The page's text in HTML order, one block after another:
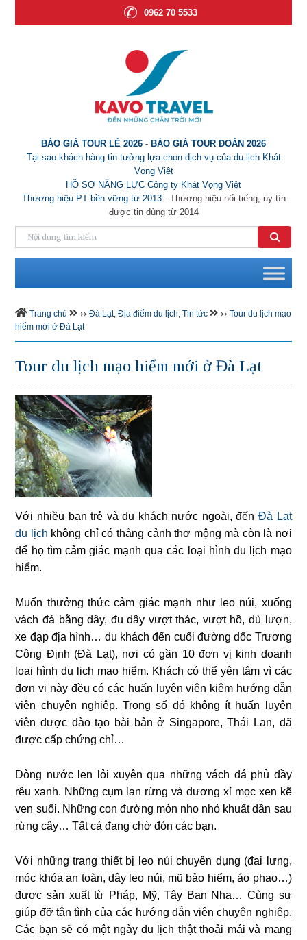
0962 70 5533
BÁO GIÁ TOUR LẺ 2026 - BÁO GIÁ TOUR ĐOÀN 2026
Tại sao khách hàng tin tưởng lựa chọn dịch vụ của du lịch Khát
Vọng Việt
HỒ SƠ NĂNG LỰC Công ty Khát Vọng Việt
Thương hiệu PT bền vững từ 2013- Thương hiệu nổi tiếng, uy tín
được tin dùng từ 2014
Trang chủ ›› Đà Lạt,Địa điểm du lịch,Tin tức ›› Tour du lịch mạo
hiểm mới ở Đà Lạt
Tour du lịch mạo hiểm mới ở Đà Lạt
Với nhiều bạn trẻ và du khách nước ngoài, đếnĐà Lạt
du lịch không chỉ có thắng cảnh thơ mộng mà còn là nơi
để họ tìm cảm giác mạnh qua các loại hình du lịch mạo
hiểm.
Muốn thưởng thức cảm giác mạnh như leo núi, xuống
vách đá bằng dây, đu dây vượt thác, vượt hồ, dù lượn,
xe đạp địa hình… du khách đến cuối đường dốc Trương
Công Định (Đà Lạt), nơi có gần 10 đơn vị kinh doanh
loại hình du lịch mạo hiểm. Khách có thể yên tâm vì các
đơn vị này đều có các huấn luyện viên kiêm hướng dẫn
viên chuyên nghiệp. Trong số đó không ít huấn luyện
viên được đào tạo bài bản ở Singapore, Thái Lan, đã
được cấp chứng chỉ…
Dòng nước len lỏi xuyên qua những vách đá phủ đầy
rêu xanh. Những cụm lan rừng và dương xỉ mọc xen kẽ
ven suối. Những con đường mòn nho nhỏ khuất dần sau
rừng cây… Tất cả đang chờ đón các bạn.
Với những trang thiết bị leo núi chuyên dụng (đai lưng,
móc khóa an toàn, dây leo núi, mũ bảo hiểm, áo phao…)
được sản xuất từ Pháp, Mỹ, Tây Ban Nha… Cùng sự
giúp đỡ tận tình của các hướng dẫn viên chuyên nghiệp.
Các bạn sẽ có một ngày du lịch thật thoải mái và mang